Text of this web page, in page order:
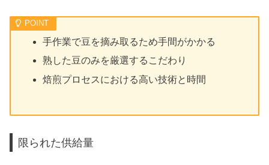
手作業で豆を摘み取るため手間がかかる
熟した豆のみを厳選するこだわり
焙煎プロセスにおける高い技術と時間
限られた供給量